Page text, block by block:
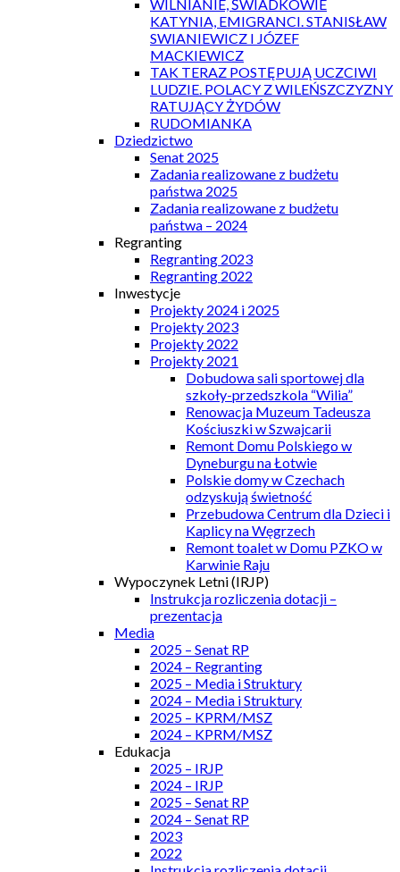
WILNIANIE, ŚWIADKOWIE
KATYNIA, EMIGRANCI. STANISŁAW
SWIANIEWICZ I JÓZEF
MACKIEWICZ
TAK TERAZ POSTĘPUJĄ UCZCIWI
LUDZIE. POLACY Z WILEŃSZCZYZNY
RATUJĄCY ŻYDÓW
RUDOMIANKA
Dziedzictwo
Senat 2025
Zadania realizowane z budżetu
państwa 2025
Zadania realizowane z budżetu
państwa – 2024
Regranting
Regranting 2023
Regranting 2022
Inwestycje
Projekty 2024 i 2025
Projekty 2023
Projekty 2022
Projekty 2021
Dobudowa sali sportowej dla
szkoły-przedszkola “Wilia”
Renowacja Muzeum Tadeusza
Kościuszki w Szwajcarii
Remont Domu Polskiego w
Dyneburgu na Łotwie
Polskie domy w Czechach
odzyskują świetność
Przebudowa Centrum dla Dzieci i
Kaplicy na Węgrzech
Remont toalet w Domu PZKO w
Karwinie Raju
Wypoczynek Letni (IRJP)
Instrukcja rozliczenia dotacji –
prezentacja
Media
2025 – Senat RP
2024 – Regranting
2025 – Media i Struktury
2024 – Media i Struktury
2025 – KPRM/MSZ
2024 – KPRM/MSZ
Edukacja
2025 – IRJP
2024 – IRJP
2025 – Senat RP
2024 – Senat RP
2023
2022